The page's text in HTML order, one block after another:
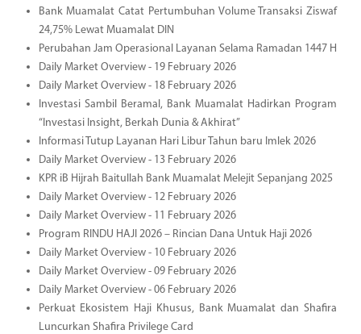
Bank Muamalat Catat Pertumbuhan Volume Transaksi Ziswaf
24,75% Lewat Muamalat DIN
Perubahan Jam Operasional Layanan Selama Ramadan 1447 H
Daily Market Overview - 19 February 2026
Daily Market Overview - 18 February 2026
Investasi Sambil Beramal, Bank Muamalat Hadirkan Program
“Investasi Insight, Berkah Dunia & Akhirat”
Informasi Tutup Layanan Hari Libur Tahun baru Imlek 2026
Daily Market Overview - 13 February 2026
KPR iB Hijrah Baitullah Bank Muamalat Melejit Sepanjang 2025
Daily Market Overview - 12 February 2026
Daily Market Overview - 11 February 2026
Program RINDU HAJI 2026 – Rincian Dana Untuk Haji 2026
Daily Market Overview - 10 February 2026
Daily Market Overview - 09 February 2026
Daily Market Overview - 06 February 2026
Perkuat Ekosistem Haji Khusus, Bank Muamalat dan Shafira
Luncurkan Shafira Privilege Card